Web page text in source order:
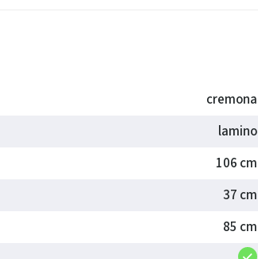
cremona
lamino
106 cm
37 cm
85 cm